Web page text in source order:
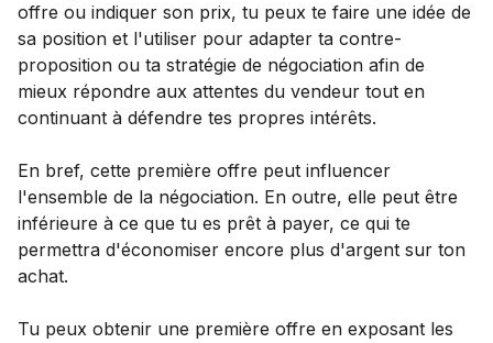
offre ou indiquer son prix, tu peux te faire une idée de
sa position et l'utiliser pour adapter ta contre-
proposition ou ta stratégie de négociation afin de
mieux répondre aux attentes du vendeur tout en
continuant à défendre tes propres intérêts.
En bref, cette première offre peut influencer
l'ensemble de la négociation. En outre, elle peut être
inférieure à ce que tu es prêt à payer, ce qui te
permettra d'économiser encore plus d'argent sur ton
achat.
Tu peux obtenir une première offre en exposant les